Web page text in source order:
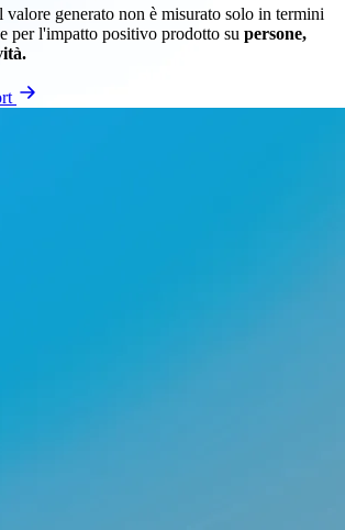
generato non è misurato solo in termini
per l'impatto positivo prodotto su persone,